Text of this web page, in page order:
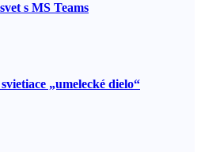
s MS Teams
„umelecké dielo“